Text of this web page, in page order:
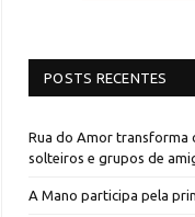
POSTS RECENTES
Rua do Amor transforma
solteiros e grupos de
A Mano participa pela